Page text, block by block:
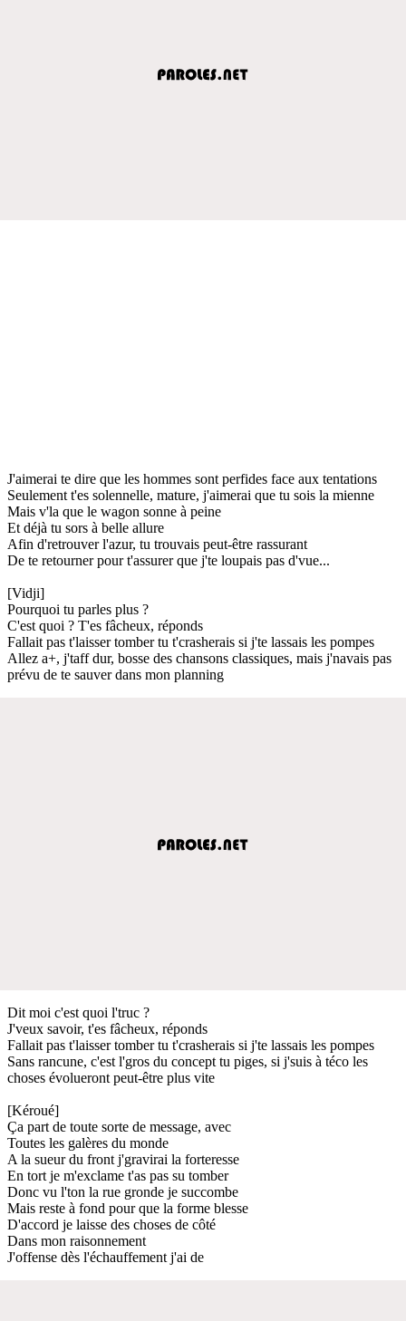
J'aimerai te dire que les hommes sont perfides face aux tentations
Seulement t'es solennelle, mature, j'aimerai que tu sois la mienne
Mais v'la que le wagon sonne à peine
Et déjà tu sors à belle allure
Afin d'retrouver l'azur, tu trouvais peut-être rassurant
De te retourner pour t'assurer que j'te loupais pas d'vue...
[Vidji]
Pourquoi tu parles plus ?
C'est quoi ? T'es fâcheux, réponds
Fallait pas t'laisser tomber tu t'crasherais si j'te lassais les pompes
Allez a+, j'taff dur, bosse des chansons classiques, mais j'navais pas
prévu de te sauver dans mon planning
Dit moi c'est quoi l'truc ?
J'veux savoir, t'es fâcheux, réponds
Fallait pas t'laisser tomber tu t'crasherais si j'te lassais les pompes
Sans rancune, c'est l'gros du concept tu piges, si j'suis à téco les
choses évolueront peut-être plus vite
[Kéroué]
Ça part de toute sorte de message, avec
Toutes les galères du monde
A la sueur du front j'gravirai la forteresse
En tort je m'exclame t'as pas su tomber
Donc vu l'ton la rue gronde je succombe
Mais reste à fond pour que la forme blesse
D'accord je laisse des choses de côté
Dans mon raisonnement
J'offense dès l'échauffement j'ai de